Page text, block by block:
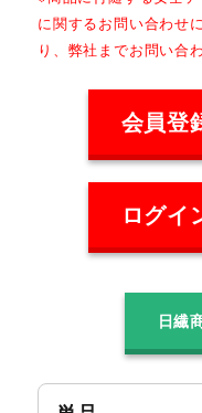
に関するお問い合わせ
り、弊社までお問い合
会員登
ログイ
日繊